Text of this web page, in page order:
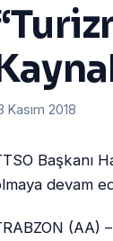
Kasım 2018
Başkanı
devam
(AA)